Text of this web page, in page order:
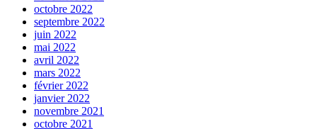
octobre 2022
septembre 2022
juin 2022
mai 2022
avril 2022
mars 2022
février 2022
janvier 2022
novembre 2021
octobre 2021